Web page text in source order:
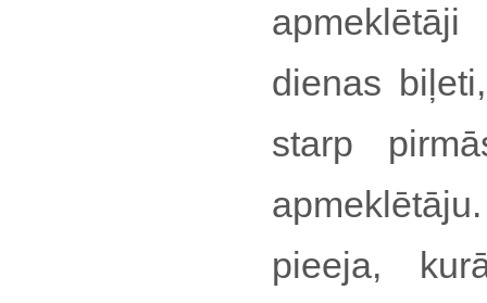
dienas
starp
pieeja,